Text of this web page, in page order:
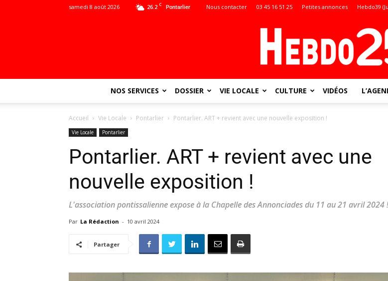
26.2 C Pontarlier
samedi 8 août 2026 Nous contacter 03 45 16 51 25 Petites annonces Hebdo39
NOS SERVICES DOSSIER VIE LOCALE CULTURE VIDÉOS
Accueil Vie Locale Pontarlier Pontarlier. ART + revient avec une nouvelle exposition !
Vie Locale Pontarlier
Pontarlier. ART + revient avec une
nouvelle exposition !
L'association pontissalienne expose à la Chapelle des Annonciades du 11 au 21 avril 2024 !
Par La Rédaction - 10 avril 2024
Partager